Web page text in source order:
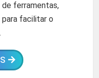
de ferramentas,
facilitar o